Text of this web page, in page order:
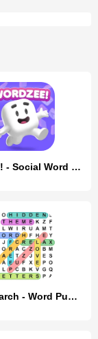
Wordzee! - Social Word Game
Word Search - Word Puzzle Game